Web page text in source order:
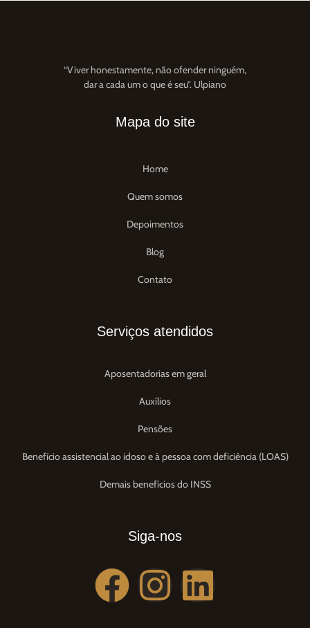
“Viver honestamente, não ofender ninguém,
dar a cada um o que é seu”. Ulpiano
Mapa do site
Home
Quem somos
Depoimentos
Blog
Contato
Serviços atendidos
Aposentadorias em geral
Auxílios
Pensões
Benefício assistencial ao idoso e à pessoa com deficiência (LOAS)
Demais benefícios do INSS
Siga-nos